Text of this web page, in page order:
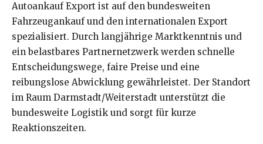
Autoankauf Export ist auf den bundesweiten
Fahrzeugankauf und den internationalen Export
spezialisiert. Durch langjährige Marktkenntnis und
ein belastbares Partnernetzwerk werden schnelle
Entscheidungswege, faire Preise und eine
reibungslose Abwicklung gewährleistet. Der Standort
im Raum Darmstadt/Weiterstadt unterstützt die
bundesweite Logistik und sorgt für kurze
Reaktionszeiten.